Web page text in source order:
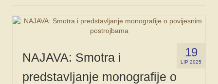
IZ ARHIVE
NAJAVE
19
LIP 2025
NAJAVA: Smotra i
predstavljanje monografije o